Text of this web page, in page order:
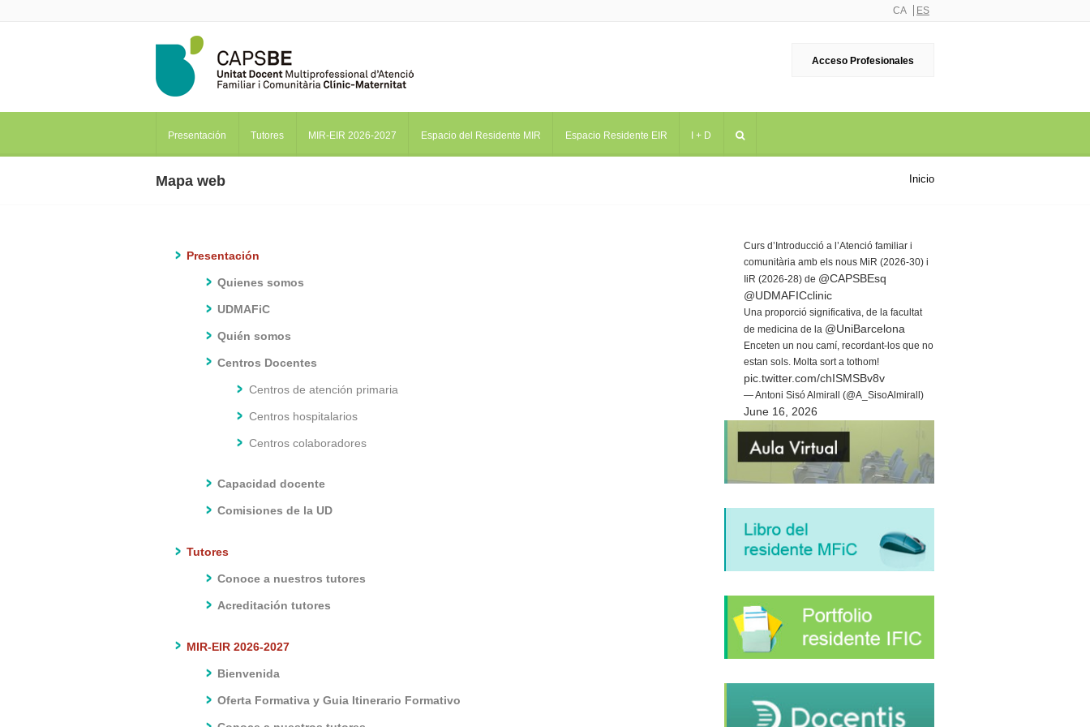
CA ES
Acceso Profesionales
Presentación Tutores MIR-EIR 2026-2027 Espacio del Residente MIR Espacio Residente EIR I + D
Mapa web Inicio
Presentación
Quienes somos
UDMAFiC
Quién somos
Centros Docentes
Centros de atención primaria
Centros hospitalarios
Centros colaboradores
Capacidad docente
Comisiones de la UD
Tutores
Conoce a nuestros tutores
Acreditación tutores
MIR-EIR 2026-2027
Bienvenida
Oferta Formativa y Guia Itinerario Formativo
Curs d’Introducció a l’Atenció familiar i
comunitària amb els nous MiR (2026-30) i
IiR (2026-28) de @CAPSBEsq
@UDMAFICclinic
Una proporció significativa, de la facultat
de medicina de la @UniBarcelona
Enceten un nou camí, recordant-los que no
estan sols. Molta sort a tothom!
pic.twitter.com/chISMSBv8v
— Antoni Sisó Almirall (@A_SisoAlmirall)
June 16, 2026